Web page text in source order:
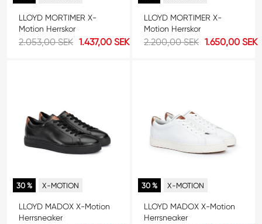
LLOYD MORTIMER X-
Motion Herrskor
2.053,00 SEK 1.437,00 SEK
LLOYD MORTIMER X-
Motion Herrskor
2.200,00 SEK 1.650,00 SEK
30 % X-MOTION
LLOYD MADOX X-Motion
Herrsneaker
30 % X-MOTION
LLOYD MADOX X-Motion
Herrsneaker